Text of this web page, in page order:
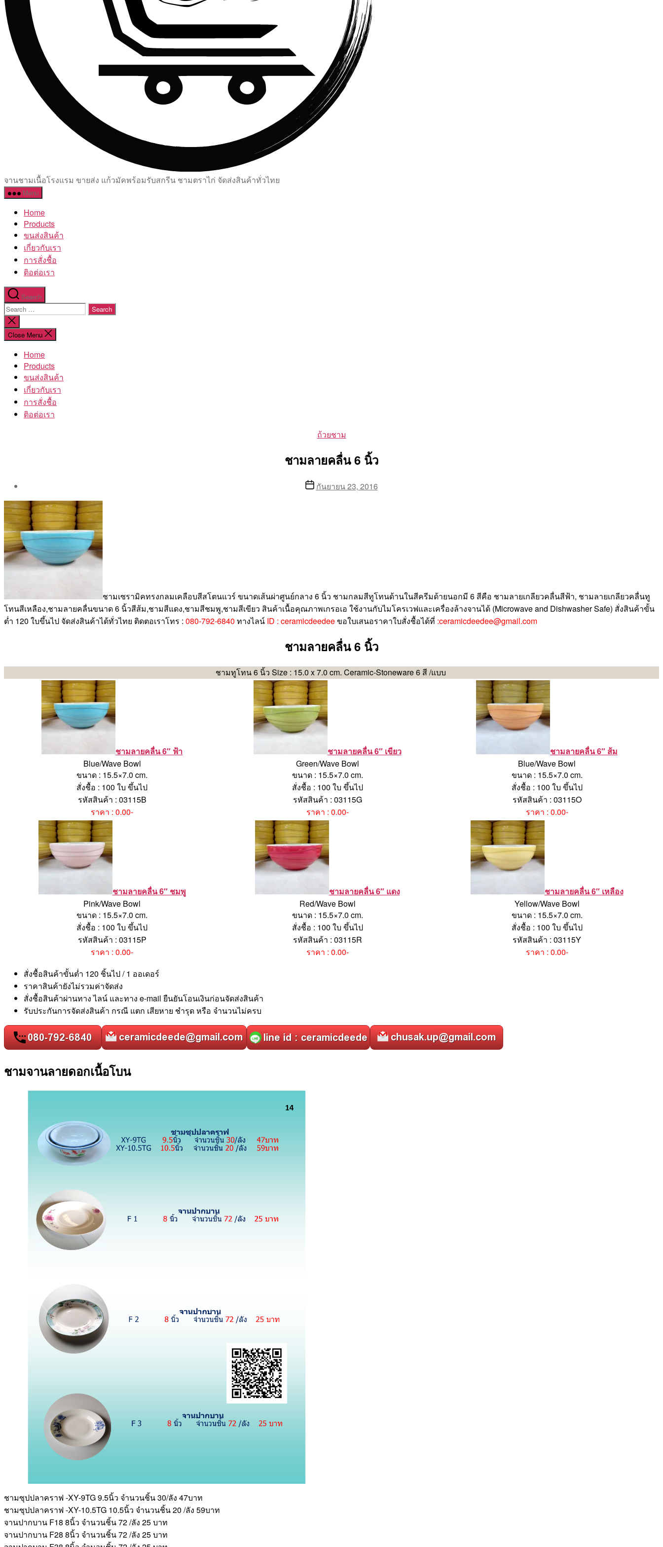
จานชามเนื้อโรงแรม ขายส่ง แก้วมัคพร้อมรับสกรีน ชามตราไก่ จัดส่งสินค้าทั่วไทย
Menu
Home
Products
ขนส่งสินค้า
เกี่ยวกับเรา
การสั่งชื้อ
ติอต่อเรา
Search
Search
for:
Close
search
Close Menu
Home
Products
ขนส่งสินค้า
เกี่ยวกับเรา
การสั่งชื้อ
ติอต่อเรา
Categories
ถ้วยชาม
ชามลายคลื่น 6 นิ้ว
By
Aea
Postกันยายน 23, 2016
ชามเซรามิคทรงกลมเคลือบสีสโตนแวร์ ขนาดเส้นผ่าศูนย์กลาง 6 นิ้ว ชามกลมสีทูโทนด้านในสีครีมด้ายนอกมี 6 สีคือ ชามลายเกลียวคลื่นสีฟ้า, ชามลายเกลียวคลื่นทู
โทนสีเหลือง,ชามลายคลื่นขนาด 6 นิ้วสีส้ม,ชามสีแดง,ชามสีชมพู,ชามสีเขียว สินค้าเนื้อคุณภาพเกรอเอ ใช้งานกับไมโครเวฟและเครื่องล้างจานได้ (Microwave and Dishwasher Safe) สั่งสินค้าขั้น
ต่ำ 120 ใบขึ้นไป จัดส่งสินค้าได้ทั่วไทย ติดตอเราโทร : 080-792-6840 ทางไลน์ ID : ceramicdeedeeขอใบเสนอราคาใบสั่งชื้อได้ที่ :ceramicdeedee@gmail.com
ชามลายคลื่น 6 นิ้ว
ชามทูโทน 6 นิ้ว Size : 15.0 x 7.0 cm. Ceramic-Stoneware 6 สี /แบบ
ชามลายคลื่น 6″ ฟ้า
Blue/Wave Bowl
ขนาด : 15.5×7.0 cm.
สั่งชื้อ : 100 ใบ ขึ้นไป
รหัสสินค้า : 03115B
ราคา : 0.00-
ชามลายคลื่น 6″ เขียว
Green/Wave Bowl
ขนาด : 15.5×7.0 cm.
สั่งชื้อ : 100 ใบ ขึ้นไป
รหัสสินค้า : 03115G
ราคา : 0.00-
ชามลายคลื่น 6″ ส้ม
Blue/Wave Bowl
ขนาด : 15.5×7.0 cm.
สั่งชื้อ : 100 ใบ ขึ้นไป
รหัสสินค้า : 03115O
ราคา : 0.00-
ชามลายคลื่น 6″ ชมพู
Pink/Wave Bowl
ขนาด : 15.5×7.0 cm.
สั่งชื้อ : 100 ใบ ขึ้นไป
รหัสสินค้า : 03115P
ราคา : 0.00-
ชามลายคลื่น 6″ แดง
Red/Wave Bowl
ขนาด : 15.5×7.0 cm.
สั่งชื้อ : 100 ใบ ขึ้นไป
รหัสสินค้า : 03115R
ราคา : 0.00-
ชามลายคลื่น 6″ เหลือง
Yellow/Wave Bowl
ขนาด : 15.5×7.0 cm.
สั่งชื้อ : 100 ใบ ขึ้นไป
รหัสสินค้า : 03115Y
ราคา : 0.00-
สั่งชื้อสินค้าขั้นต่ำ 120 ชิ้นไป / 1 ออเดอร์
ราคาสินค้ายังไม่รวมค่าจัดส่ง
สั่งชื้อสินค้าผ่านทาง ไลน์ และทาง e-mail ยืนยันโอนเงินก่อนจัดส่งสินค้า
รับประกันการจัดส่งสินค้า กรณี แตก เสียหาย ชำรุด หรือ จำนวนไม่ครบ
ชามจานลายดอกเนื้อโบน
ชามซุปปลาคราฟ -XY-9TG 9.5นิ้ว จำนวนชิ้น 30/ลัง 47บาท
ชามซุปปลาคราฟ -XY-10.5TG 10.5นิ้ว จำนวนชิ้น 20 /ลัง 59บาท
จานปากบาน F18 8นิ้ว จำนวนชิ้น 72 /ลัง 25 บาท
จานปากบาน F28 8นิ้ว จำนวนชิ้น 72 /ลัง 25 บาท